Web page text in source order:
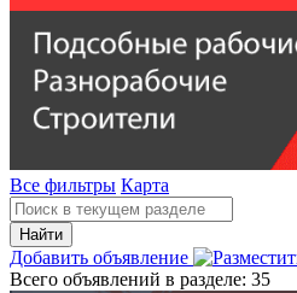
Все фильтры Карта
Найти
Добавить объявление
Всего объявлений в разделе: 35